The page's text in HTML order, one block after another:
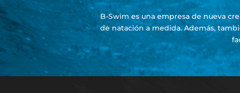
B-Swim es una empresa de nueva
de natación a medida. Además,